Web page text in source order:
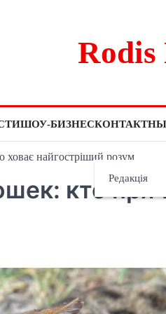
Rodis
ШОУ-БИЗНЕС
Редакція
ховає найгостріший розум
кто